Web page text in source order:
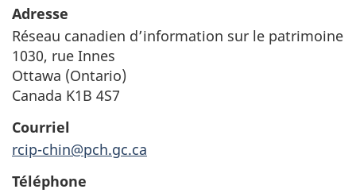
Adresse
Réseau canadien d’information sur le patrimoine
1030, rue Innes
Ottawa (Ontario)
Canada K1B 4S7
Courriel
rcip-chin@pch.gc.ca
Téléphone